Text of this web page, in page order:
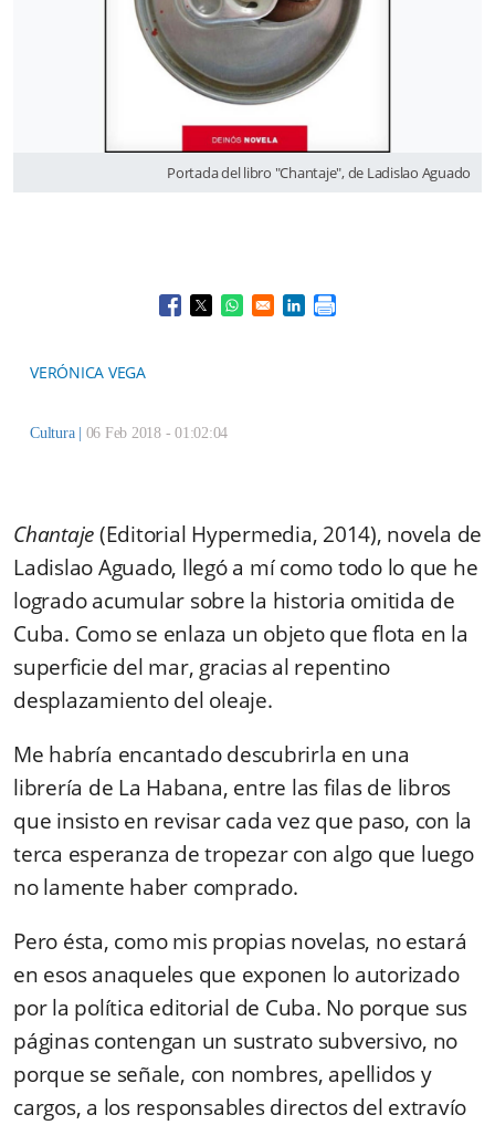
Portada del libro "Chantaje", de Ladislao Aguado
Opens in a new window
Opens in a new window
Opens in a new window
Opens in a new window
VERÓNICA VEGA
Cultura 06 Feb 2018 - 01:02:04
Chantaje(Editorial Hypermedia, 2014), novela de
Ladislao Aguado, llegó a mí como todo lo que he
logrado acumular sobre la historia omitida de
Cuba. Como se enlaza un objeto que flota en la
superficie del mar, gracias al repentino
desplazamiento del oleaje.
Me habría encantado descubrirla en una
librería de La Habana, entre las filas de libros
que insisto en revisar cada vez que paso, con la
terca esperanza de tropezar con algo que luego
no lamente haber comprado.
Pero ésta, como mis propias novelas, no estará
en esos anaqueles que exponen lo autorizado
por la política editorial de Cuba. No porque sus
páginas contengan un sustrato subversivo, no
porque se señale, con nombres, apellidos y
cargos, a los responsables directos del extravío